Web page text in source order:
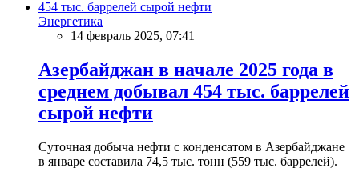
Энергетика
14 февраль 2025, 07:41
Азербайджан в начале 2025 года в
среднем добывал 454 тыс. баррелей
сырой нефти
Суточная добыча нефти с конденсатом в Азербайджане
в январе составила 74,5 тыс. тонн (559 тыс. баррелей).